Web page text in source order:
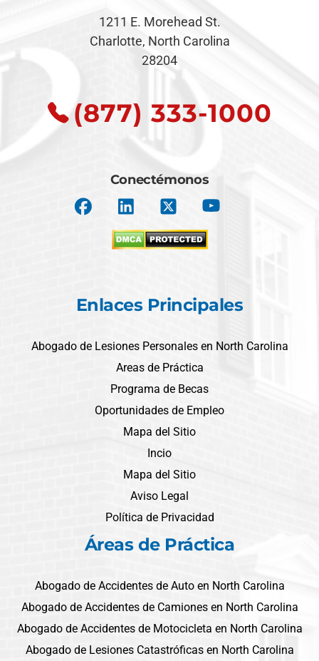
1211 E. Morehead St.
Charlotte, North Carolina
28204
(877) 333-1000
Conectémonos
Enlaces Principales
Abogado de Lesiones Personales en North Carolina
Areas de Práctica
Programa de Becas
Oportunidades de Empleo
Mapa del Sitio
Incio
Mapa del Sitio
Aviso Legal
Política de Privacidad
Áreas de Práctica
Abogado de Accidentes de Auto en North Carolina
Abogado de Accidentes de Camiones en North Carolina
Abogado de Accidentes de Motocicleta en North Carolina
Abogado de Lesiones Catastróficas en North Carolina